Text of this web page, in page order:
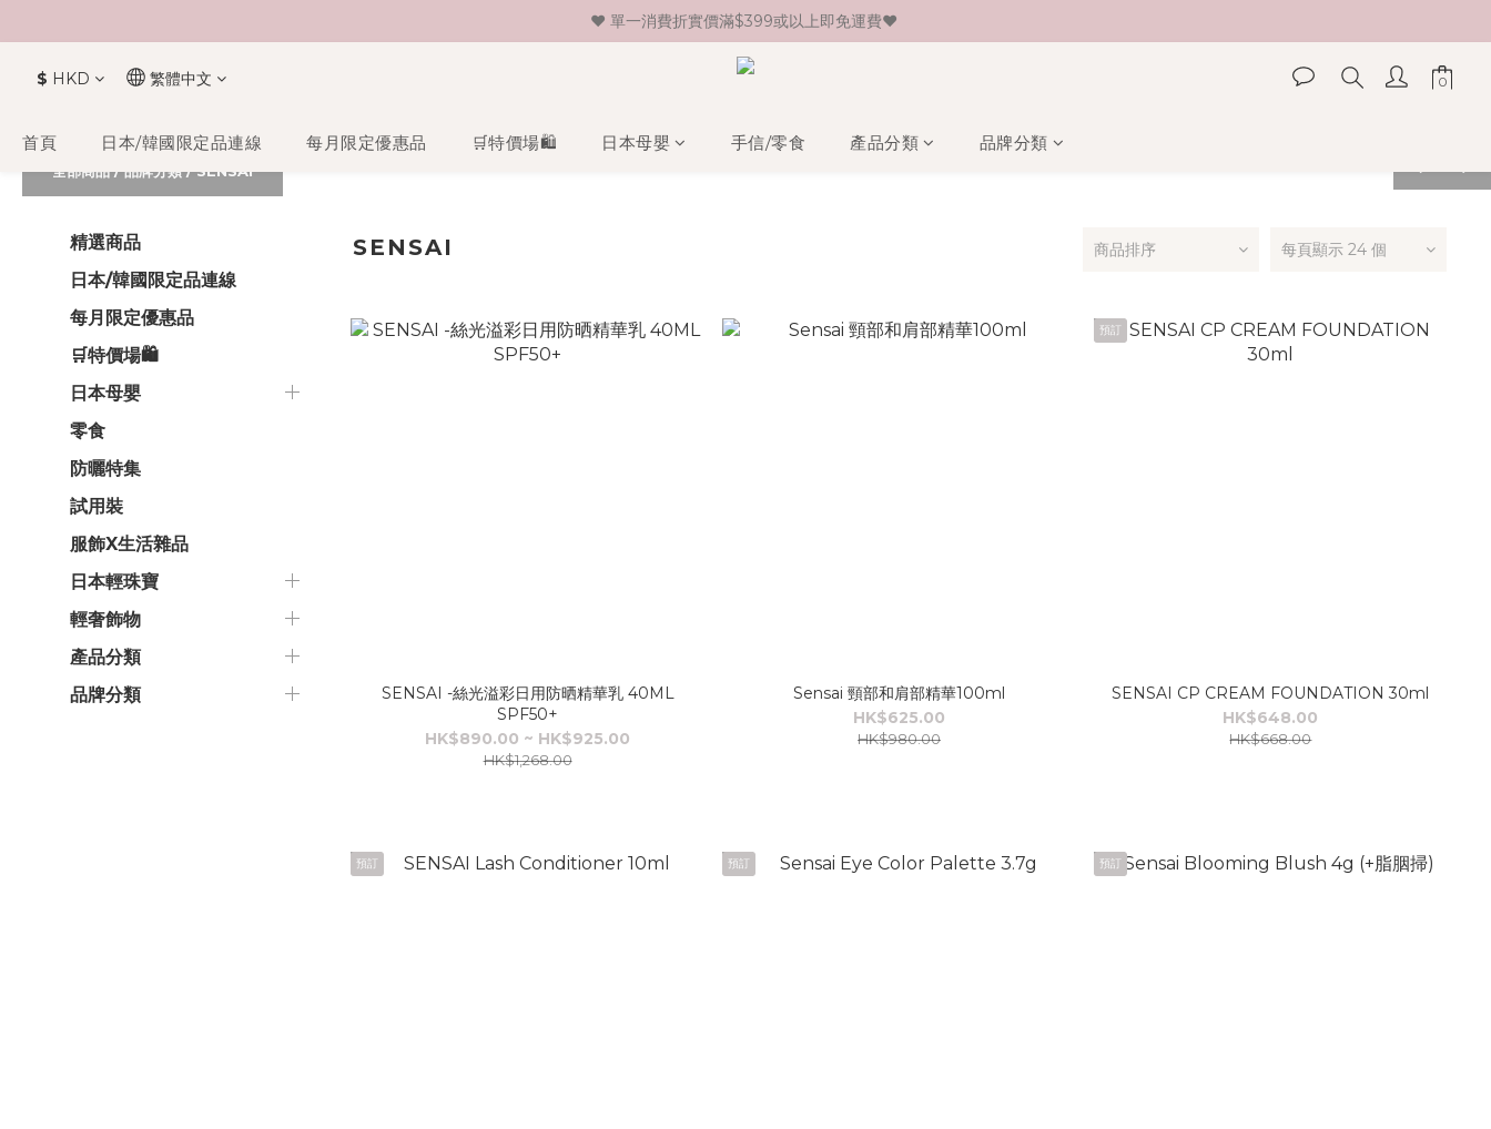
♥ 新會員登記即送HK$30 現金卷♥
♥ 單一消費折實價滿$399或以上即免運費♥
♥ 新會員登記即送HK$30 現金卷♥
$ HKD 繁體中文
首頁 日本/韓國限定品連線 每月限定優惠品 🛒特價場🛍️ 日本母嬰 手信/零食 產品分類 品牌分類
全部商品/品牌分類/SENSAI
精選商品
日本/韓國限定品連線
每月限定優惠品
🛒特價場🛍️
日本母嬰
零食
防曬特集
試用裝
服飾X生活雜品
日本輕珠寶
輕奢飾物
產品分類
品牌分類
SENSAI 商品排序 每頁顯示 24 個
SENSAI -絲光溢彩日用防晒精華乳 40ML
SPF50+
HK$890.00 ~ HK$925.00
HK$1,268.00
Sensai 頸部和肩部精華100ml
HK$625.00
HK$980.00
預訂
SENSAI CP CREAM FOUNDATION 30ml
HK$648.00
HK$668.00
預訂 預訂 預訂